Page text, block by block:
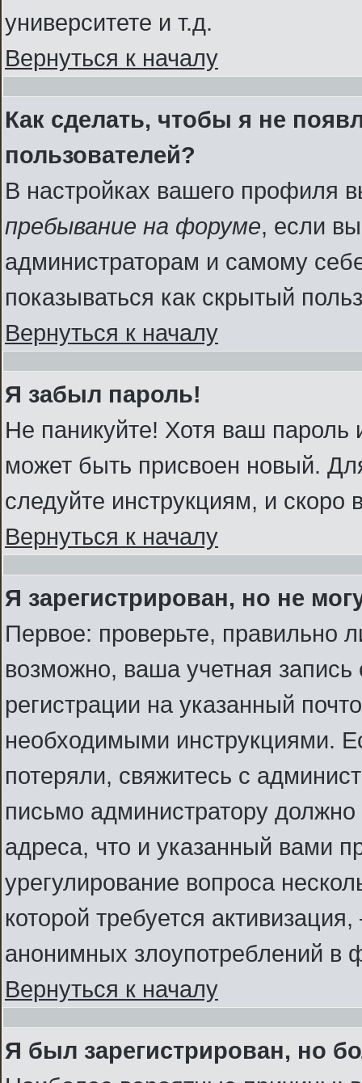
университете и т.д.
Вернуться к началу
Как сделать, чтобы я не
пользователей?
В настройках вашего профиля
пребывание на форуме, если
администраторам и самому
показываться как скрытый
Вернуться к началу
Я забыл пароль!
Не паникуйте! Хотя ваш
может быть присвоен новый.
следуйте инструкциям, и
Вернуться к началу
Я зарегистрирован, но не
Первое: проверьте, правильно
возможно, ваша учетная
регистрации на указанный
необходимыми инструкциями.
потеряли, свяжитесь с
письмо администратору должно
адреса, что и указанный вами
урегулирование вопроса
которой требуется
анонимных злоупотреблений в
Вернуться к началу
Я был зарегистрирован, но